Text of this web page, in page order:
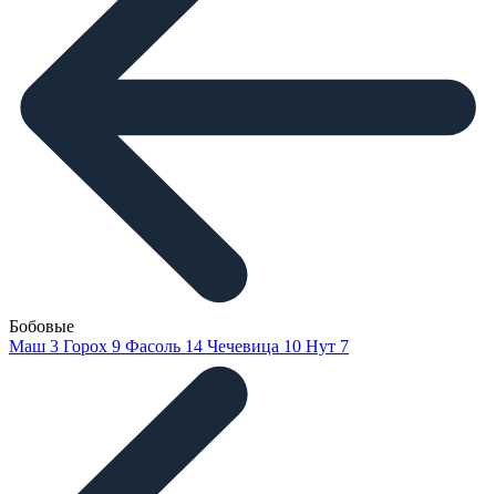
Бобовые
Маш 3 Горох 9 Фасоль 14 Чечевица 10 Нут 7